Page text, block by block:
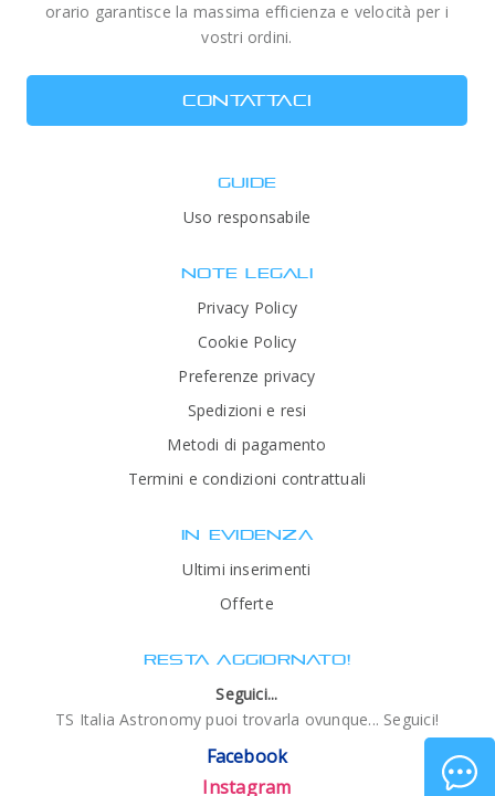
orario garantisce la massima efficienza e velocità per i
vostri ordini.
CONTATTACI
GUIDE
Uso responsabile
NOTE LEGALI
Privacy Policy
Cookie Policy
Preferenze privacy
Spedizioni e resi
Metodi di pagamento
Termini e condizioni contrattuali
IN EVIDENZA
Ultimi inserimenti
Offerte
RESTA AGGIORNATO!
Seguici...
TS Italia Astronomy puoi trovarla ovunque... Seguici!
Facebook
Instagram